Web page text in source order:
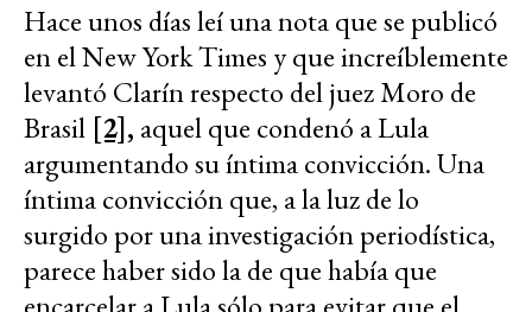
Hace unos días leí una nota que se publicó
en el New York Times y que increíblemente
levantó Clarín respecto del juez Moro de
Brasil [2], aquel que condenó a Lula
argumentando su íntima convicción. Una
íntima convicción que, a la luz de lo
surgido por una investigación periodística,
parece haber sido la de que había que